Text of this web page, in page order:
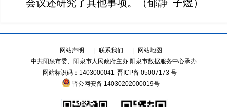
会议还研究了其他事项。（郁静 子煜）
网站声明 联系我们
网站地图
中共阳泉市委、阳泉市人民政府主办 阳泉市数据服务中心承办
网站标识码：1403000041 晋ICP备 05007173 号
晋公网安备 14030202000019号